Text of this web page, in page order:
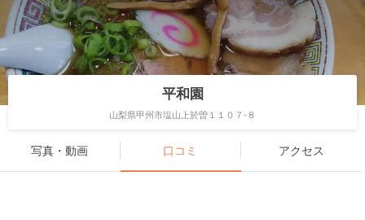
平和園
山梨県甲州市塩山上於曽１１０７-８
写真・動画 口コミ アクセス